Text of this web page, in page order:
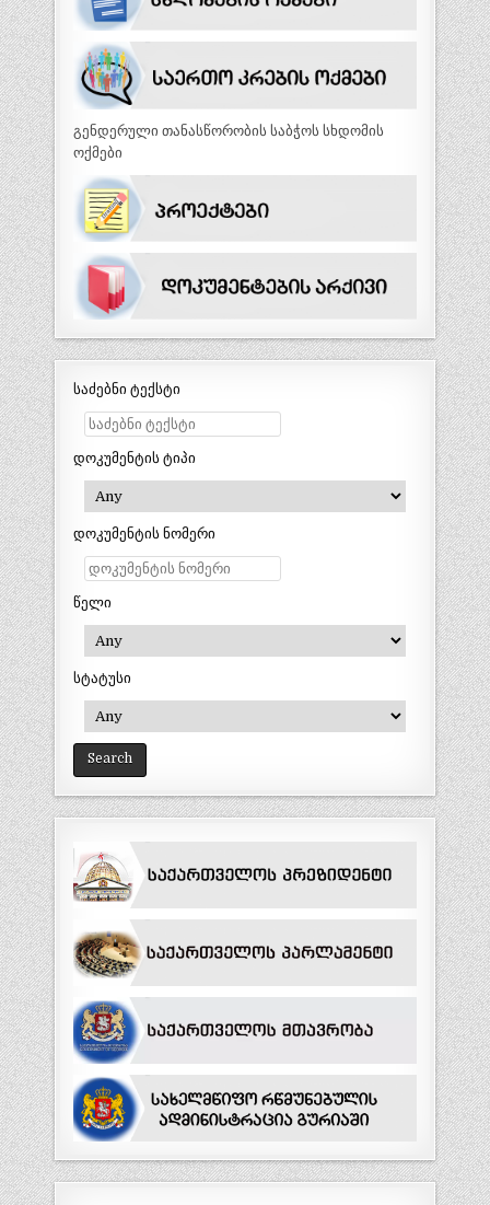
გენდერული თანასწორობის საბჭოს სხდომის
ოქმები
საძებნი ტექსტი
დოკუმენტის ტიპი
დოკუმენტის ნომერი
წელი
სტატუსი